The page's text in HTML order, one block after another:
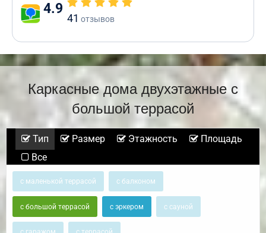
4.9
41 отзывов
Каркасные дома двухэтажные с
большой террасой
Тип Размер Этажность
Площадь
Все
с маленькой террасой с балконом
с большой террасой с эркером с сауной